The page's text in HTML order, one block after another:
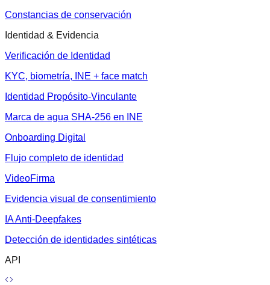
Constancias de conservación
Identidad & Evidencia
Verificación de Identidad
KYC, biometría, INE + face match
Identidad Propósito-Vinculante
Marca de agua SHA-256 en INE
Onboarding Digital
Flujo completo de identidad
VideoFirma
Evidencia visual de consentimiento
IA Anti-Deepfakes
Detección de identidades sintéticas
API